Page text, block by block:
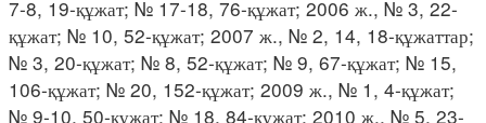
7-8, 19-құжат; № 17-18, 76-құжат; 2006 ж., № 3, 22-
құжат; № 10, 52-құжат; 2007 ж., № 2, 14, 18-құжаттар;
№ 3, 20-құжат; № 8, 52-құжат; № 9, 67-құжат; № 15,
106-құжат; № 20, 152-құжат; 2009 ж., № 1, 4-құжат;
№ 9-10, 50-құжат; № 18, 84-құжат; 2010 ж., № 5, 23-